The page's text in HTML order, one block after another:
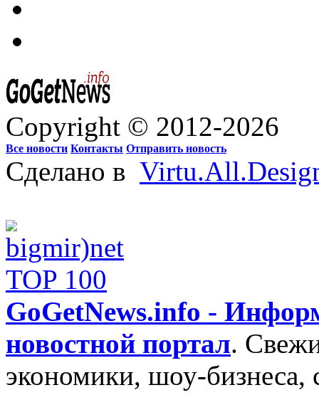
Copyright © 2012-2026
Все новости Контакты Отправить новость
Сделано в
GoGetNews.info -
новостной портал.
экономики, шоу-бизнеса,